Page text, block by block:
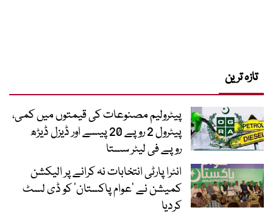
تازہ ترین
پیٹرولیم مصنوعات کی قیمتوں میں کمی،
پیٹرول 2 روپے 20 پیسے اور ڈیزل ڈیڑھ
روپے فی لیٹر سستا
انٹرا پارٹی انتخابات نہ کرانے پر الیکشن
کمیشن نے ’عوام پاکستان‘ کو ڈی لسٹ
کردیا